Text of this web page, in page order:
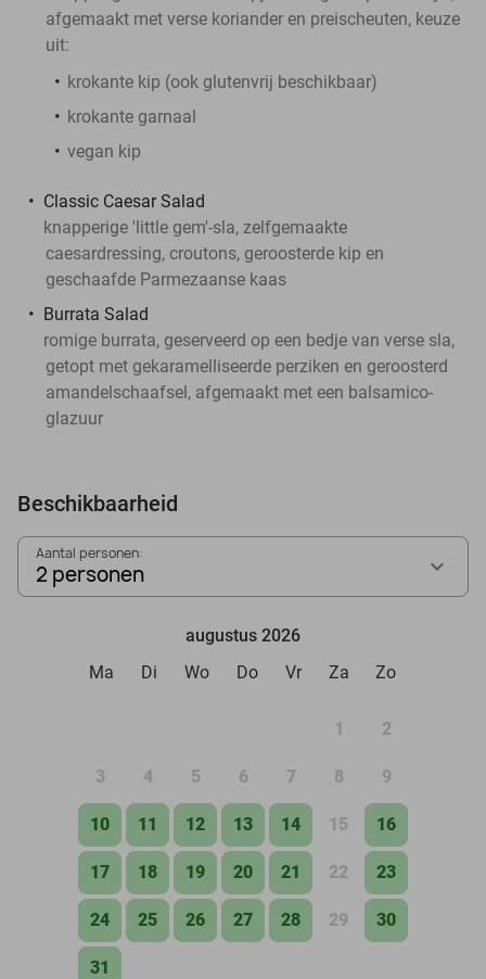
afgemaakt met verse koriander en preischeuten, keuze
uit:
krokante kip (ook glutenvrij beschikbaar)
krokante garnaal
vegan kip
Classic Caesar Salad
knapperige 'little gem'-sla, zelfgemaakte
caesardressing, croutons, geroosterde kip en
geschaafde Parmezaanse kaas
Burrata Salad
romige burrata, geserveerd op een bedje van verse sla,
getopt met gekaramelliseerde perziken en geroosterd
amandelschaafsel, afgemaakt met een balsamico-
glazuur
Beschikbaarheid
Aantal personen:
2 personen
augustus 2026
Ma
Di Wo Do Vr Za Zo
1 2
3 4 5 6 7 8 9
10 11 12 13 14 15 16
17 18 19 20 21 22 23
24 25 26 27 28 29 30
31